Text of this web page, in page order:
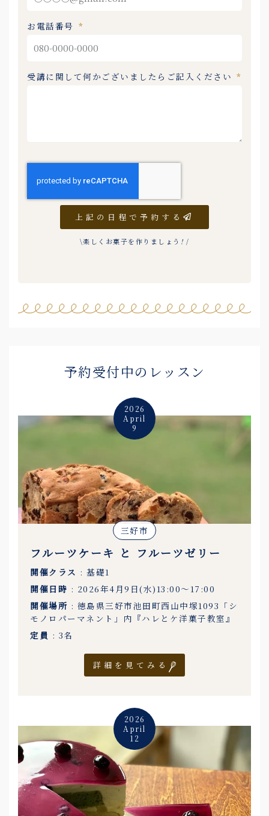
お電話番号
受講に関して何かございましたらご記入ください
上記の日程で予約する
\楽しくお菓子を作りましょう !/
予約受付中のレッスン
2026
April
9
三好市
フルーツケーキ と フルーツゼリー
開催クラス : 基礎1
開催日時 : 2026年4月9日(水)13:00〜17:00
開催場所 : 徳島県三好市池田町西山中塚1093「シ
モノロパーマネント」内『ハレとケ洋菓子教室』
定員 : 3名
詳細を見てみる
2026
April
12